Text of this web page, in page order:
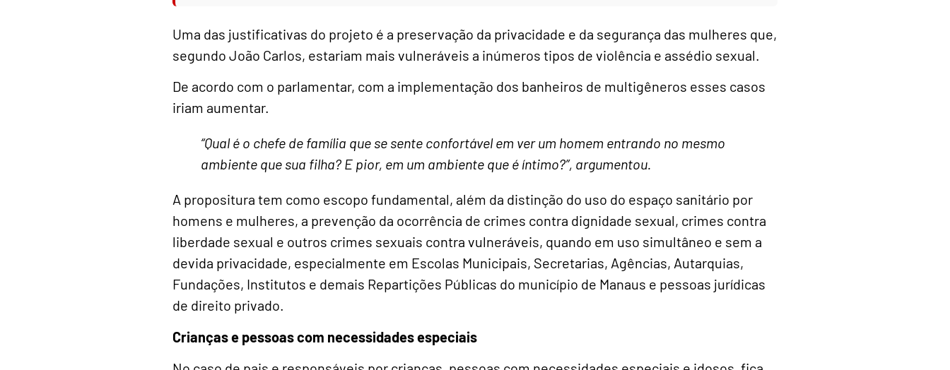
Uma das justificativas do projeto é a preservação da privacidade e da segurança das mulheres que,
segundo João Carlos, estariam mais vulneráveis a inúmeros tipos de violência e assédio sexual.
De acordo com o parlamentar, com a implementação dos banheiros de multigêneros esses casos
iriam aumentar.
“Qual é o chefe de família que se sente confortável em ver um homem entrando no mesmo
ambiente que sua filha? E pior, em um ambiente que é íntimo?”, argumentou.
A propositura tem como escopo fundamental, além da distinção do uso do espaço sanitário por
homens e mulheres, a prevenção da ocorrência de crimes contra dignidade sexual, crimes contra
liberdade sexual e outros crimes sexuais contra vulneráveis, quando em uso simultâneo e sem a
devida privacidade, especialmente em Escolas Municipais, Secretarias, Agências, Autarquias,
Fundações, Institutos e demais Repartições Públicas do município de Manaus e pessoas jurídicas
de direito privado.
Crianças e pessoas com necessidades especiais